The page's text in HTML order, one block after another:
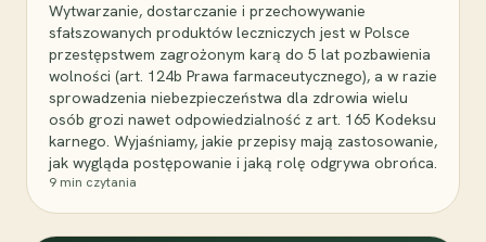
Wytwarzanie, dostarczanie i przechowywanie
sfałszowanych produktów leczniczych jest w Polsce
przestępstwem zagrożonym karą do 5 lat pozbawienia
wolności (art. 124b Prawa farmaceutycznego), a w razie
sprowadzenia niebezpieczeństwa dla zdrowia wielu
osób grozi nawet odpowiedzialność z art. 165 Kodeksu
karnego. Wyjaśniamy, jakie przepisy mają zastosowanie,
jak wygląda postępowanie i jaką rolę odgrywa obrońca.
9 min czytania